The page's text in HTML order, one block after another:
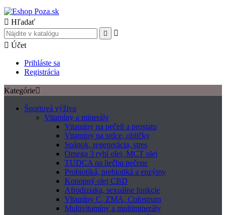
 Hľadať


 Účet
Prihláste sa
Registrácia
Kategórie
Športová výživa
Vitamíny a minerály
Vitamíny na pečeň a prostatu
Vitamíny na srdce, obličky
Spánok, regenerácia, stres
Omega 3 rybí olej, MCT olej
TUDCA na liečbu pečene
Probiotiká, prebiotiká a enzýmy
Konopný olej CBD
Afrodiziaka, sexuálne funkcie
Vitamíny C, ZMA, Colostrum
Multivitamíny a multiminerály